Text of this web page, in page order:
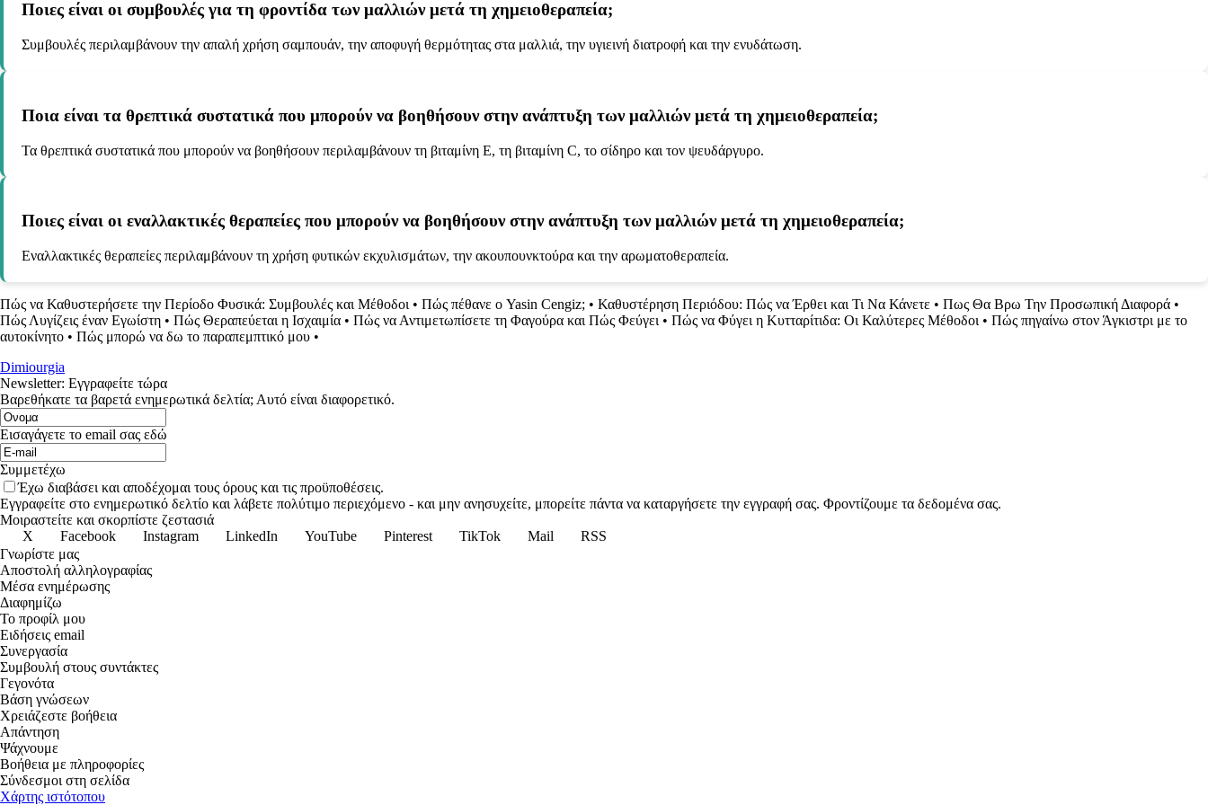
Ποιες είναι οι συμβουλές για τη φροντίδα των μαλλιών μετά τη χημειοθεραπεία;
Συμβουλές περιλαμβάνουν την απαλή χρήση σαμπουάν, την αποφυγή θερμότητας στα μαλλιά, την υγιεινή διατροφή και την ενυδάτωση.
Ποια είναι τα θρεπτικά συστατικά που μπορούν να βοηθήσουν στην ανάπτυξη των μαλλιών μετά τη χημειοθεραπεία;
Τα θρεπτικά συστατικά που μπορούν να βοηθήσουν περιλαμβάνουν τη βιταμίνη Ε, τη βιταμίνη C, το σίδηρο και τον ψευδάργυρο.
Ποιες είναι οι εναλλακτικές θεραπείες που μπορούν να βοηθήσουν στην ανάπτυξη των μαλλιών μετά τη χημειοθεραπεία;
Εναλλακτικές θεραπείες περιλαμβάνουν τη χρήση φυτικών εκχυλισμάτων, την ακουπουνκτούρα και την αρωματοθεραπεία.
Πώς να Καθυστερήσετε την Περίοδο Φυσικά: Συμβουλές και Μέθοδοι • Πώς πέθανε ο Yasin Cengiz; • Καθυστέρηση Περιόδου: Πώς να Έρθει και Τι Να Κάνετε • Πως Θα Βρω Την Προσωπική Διαφορά •
Πώς Λυγίζεις έναν Εγωίστη • Πώς Θεραπεύεται η Ισχαιμία • Πώς να Αντιμετωπίσετε τη Φαγούρα και Πώς Φεύγει • Πώς να Φύγει η Κυτταρίτιδα: Οι Καλύτερες Μέθοδοι • Πώς πηγαίνω στον Άγκιστρι με το
αυτοκίνητο • Πώς μπορώ να δω το παραπεμπτικό μου •
Dimiourgia
Newsletter: Εγγραφείτε τώρα
Βαρεθήκατε τα βαρετά ενημερωτικά δελτία; Αυτό είναι διαφορετικό.
Εισαγάγετε το email σας εδώ
Συμμετέχω
Έχω διαβάσει και αποδέχομαι τους όρους και τις προϋποθέσεις.
Εγγραφείτε στο ενημερωτικό δελτίο και λάβετε πολύτιμο περιεχόμενο - και μην ανησυχείτε, μπορείτε πάντα να καταργήσετε την εγγραφή σας. Φροντίζουμε τα δεδομένα σας.
Μοιραστείτε και σκορπίστε ζεστασιά
X
Facebook Instagram LinkedIn YouTube Pinterest TikTok Mail
RSS
Γνωρίστε μας
Αποστολή αλληλογραφίας
Μέσα ενημέρωσης
Διαφημίζω
Το προφίλ μου
Ειδήσεις email
Συνεργασία
Συμβουλή στους συντάκτες
Γεγονότα
Βάση γνώσεων
Χρειάζεστε βοήθεια
Απάντηση
Ψάχνουμε
Βοήθεια με πληροφορίες
Σύνδεσμοι στη σελίδα
Χάρτης ιστότοπου